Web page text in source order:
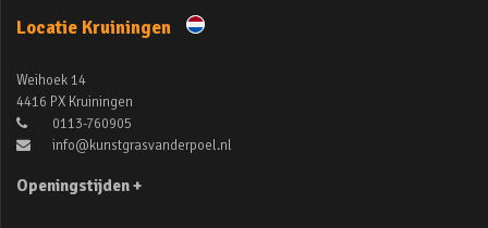
Locatie Kruiningen
Weihoek 14
4416 PX Kruiningen
0113-760905
info@kunstgrasvanderpoel.nl
Openingstijden +